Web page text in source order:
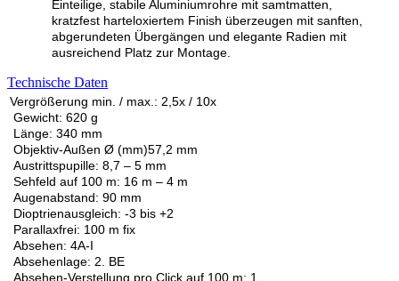
Einteilige, stabile Aluminiumrohre mit samtmatten,
kratzfest harteloxiertem Finish überzeugen mit sanften,
abgerundeten Übergängen und elegante Radien mit
ausreichend Platz zur Montage.
Technische Daten
Vergrößerung min. / max.: 2,5x / 10x
Gewicht: 620 g
Länge: 340 mm
Objektiv-Außen Ø (mm)57,2 mm
Austrittspupille: 8,7 – 5 mm
Sehfeld auf 100 m: 16 m – 4 m
Augenabstand: 90 mm
Dioptrienausgleich: -3 bis +2
Parallaxfrei: 100 m fix
Absehen: 4A-I
Absehenlage: 2. BE
Absehen-Verstellung pro Click auf 100 m: 1